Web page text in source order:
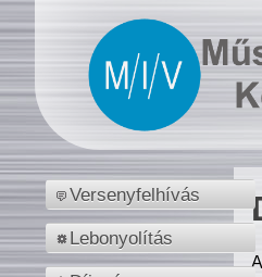
Versenyfelhívás
Lebonyolítás